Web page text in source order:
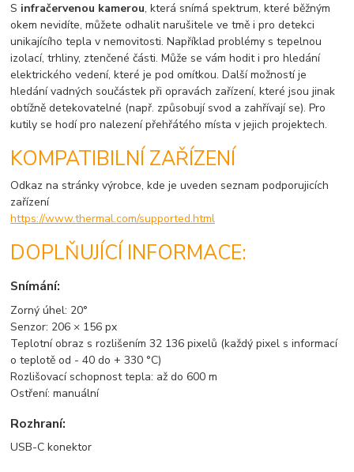
S infračervenou kamerou, která snímá spektrum, které běžným
okem nevidíte, můžete odhalit narušitele ve tmě i pro detekci
unikajícího tepla v nemovitosti. Například problémy s tepelnou
izolací, trhliny, ztenčené části. Může se vám hodit i pro hledání
elektrického vedení, které je pod omítkou. Další možností je
hledání vadných součástek při opravách zařízení, které jsou jinak
obtížně detekovatelné (např. způsobují svod a zahřívají se). Pro
kutily se hodí pro nalezení přehřátého místa v jejich projektech.
KOMPATIBILNÍ ZAŘÍZENÍ
Odkaz na stránky výrobce, kde je uveden seznam podporujicích
zařízení
https://www.thermal.com/supported.html
DOPLŇUJÍCÍ INFORMACE:
Snímání:
Zorný úhel: 20°
Senzor: 206 × 156 px
Teplotní obraz s rozlišením 32 136 pixelů (každý pixel s informací
o teplotě od - 40 do + 330 °C)
Rozlišovací schopnost tepla: až do 600 m
Ostření: manuální
Rozhraní:
USB-C konektor